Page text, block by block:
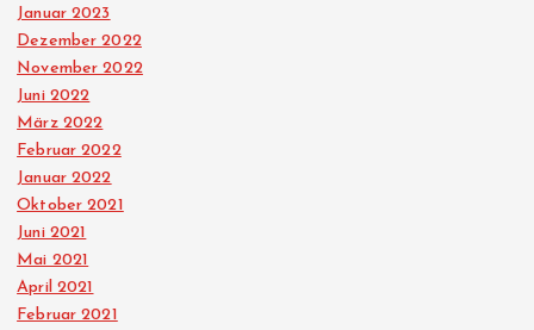
Januar 2023
Dezember 2022
November 2022
Juni 2022
März 2022
Februar 2022
Januar 2022
Oktober 2021
Juni 2021
Mai 2021
April 2021
Februar 2021